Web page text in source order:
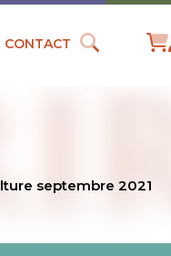
CONTACT
septembre 2021